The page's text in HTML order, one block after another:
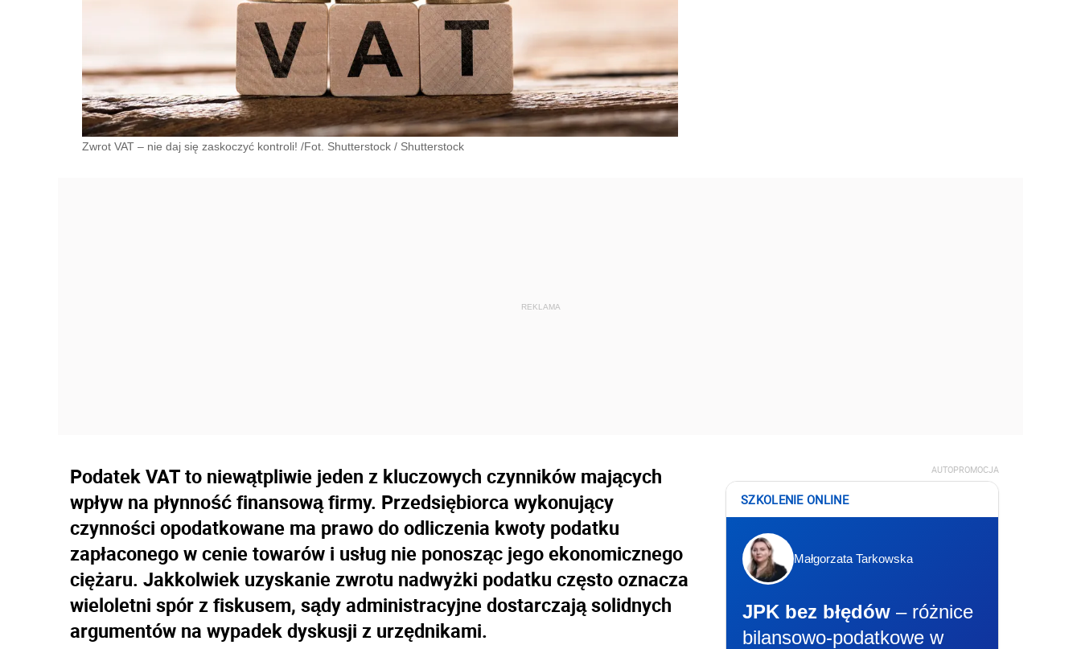
Zwrot VAT – nie daj się zaskoczyć kontroli! /Fot. Shutterstock / Shutterstock
Podatek VAT to niewątpliwie jeden z kluczowych czynników mających
wpływ na płynność finansową firmy. Przedsiębiorca wykonujący
czynności opodatkowane ma prawo do odliczenia kwoty podatku
zapłaconego w cenie towarów i usług nie ponosząc jego ekonomicznego
ciężaru. Jakkolwiek uzyskanie zwrotu nadwyżki podatku często oznacza
wieloletni spór z fiskusem, sądy administracyjne dostarczają solidnych
argumentów na wypadek dyskusji z urzędnikami.
AUTOPROMOCJA
SZKOLENIE ONLINE
Małgorzata Tarkowska
JPK bez błędów – różnice
bilansowo-podatkowe w